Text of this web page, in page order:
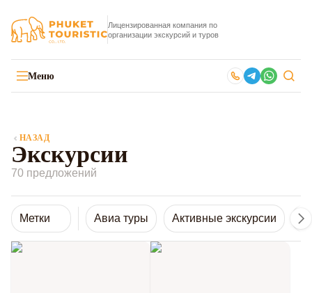
Лицензированная компания по
организации экскурсий и туров
Меню
НАЗАД
Экскурсии
70 предложений
Метки Авиа туры Активные экскурсии